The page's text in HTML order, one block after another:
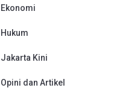
Ekonomi
Hukum
Jakarta Kini
Opini dan Artikel